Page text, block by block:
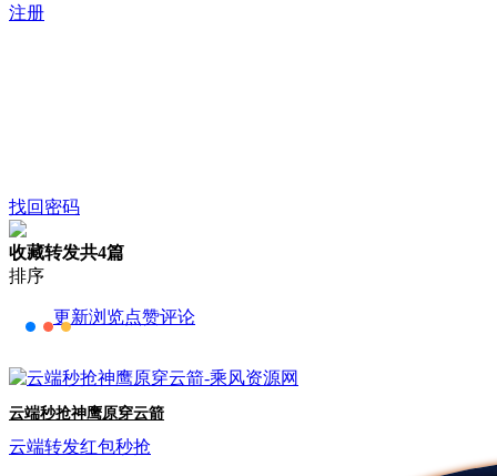
注册
找回密码
收藏转发共4篇
排序
更新浏览点赞评论
云端秒抢神鹰原穿云箭
云端转发红包秒抢